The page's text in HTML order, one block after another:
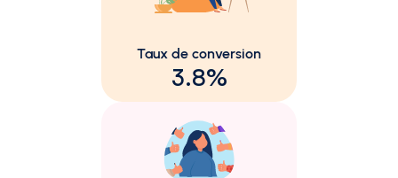
3.8%
Taux de conversion